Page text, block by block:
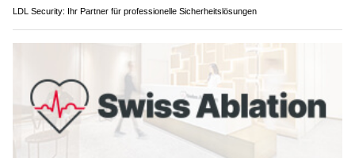
LDL Security: Ihr Partner für professionelle Sicherheitslösungen